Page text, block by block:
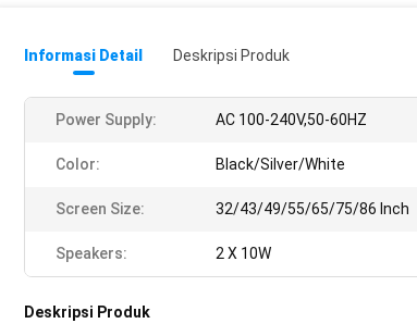
Informasi Detail Deskripsi Produk
Power Supply: AC 100-240V,50-60HZ
Color: Black/Silver/White
Screen Size: 32/43/49/55/65/75/86 Inch
Speakers: 2 X 10W
Deskripsi Produk